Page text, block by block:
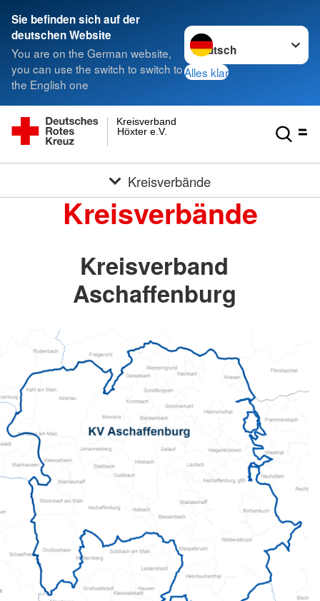
Sie befinden sich auf der
deutschen Website
You are on the German website,
you can use the switch to switch to
the English one
Sprache wechseln zu
Alles klar
Höxter e.V.
Kreisverband
Kreisverbände
Kreisverbände
Kreisverband
Aschaffenburg